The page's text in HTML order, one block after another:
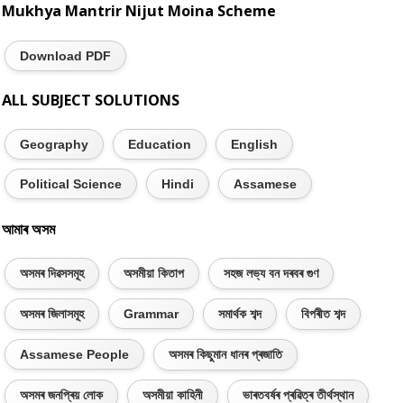
Mukhya Mantrir Nijut Moina Scheme
Download PDF
ALL SUBJECT SOLUTIONS
Geography Education English
Political Science Hindi Assamese
আমাৰ অসম
অসমৰ দিৱসসমূহ অসমীয়া কিতাপ সহজ লভ্য বন দৰবৰ গুণ
অসমৰ জিলাসমূহ Grammar সমাৰ্থক শব্দ বিপৰীত শব্দ
Assamese People অসমৰ কিছুমান ধানৰ প্ৰজাতি
অসমৰ জনপ্ৰিয় লোক অসমীয়া কাহিনী ভাৰতবৰ্ষৰ প্ৰৱিত্ৰ তীৰ্থস্থান